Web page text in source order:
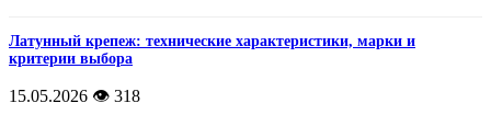
Латунный крепеж: технические характеристики, марки и
критерии выбора
15.05.2026 👁️ 318